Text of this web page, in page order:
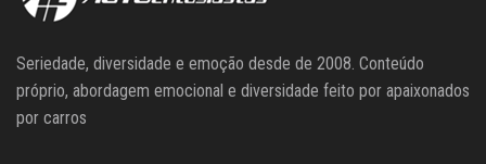
Seriedade, diversidade e emoção desde de 2008. Conteúdo
próprio, abordagem emocional e diversidade feito por apaixonados
por carros